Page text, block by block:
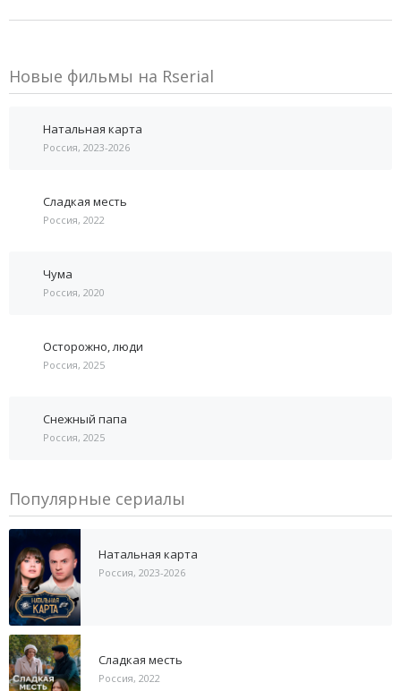
Новые фильмы на Rserial
Натальная карта
Россия, 2023-2026
Сладкая месть
Россия, 2022
Чума
Россия, 2020
Осторожно, люди
Россия, 2025
Снежный папа
Россия, 2025
Популярные сериалы
Натальная карта
Россия, 2023-2026
Сладкая месть
Россия, 2022